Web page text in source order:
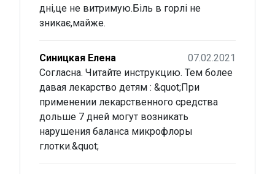
дні,це не витримую.Біль в горлі не
зникає,майже.
Синицкая Елена
07.02.2021
Согласна. Читайте инструкцию. Тем более
давая лекарство детям : &quot;При
применении лекарственного средства
дольше 7 дней могут возникать
нарушения баланса микрофлоры
глотки.&quot;